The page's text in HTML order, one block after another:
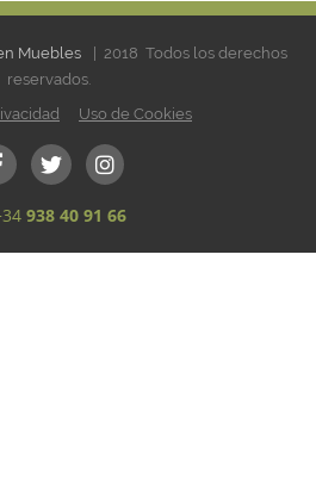
Muebles
| 2018 Todos los derechos
reservados.
Uso de Cookies
938 40 91 66